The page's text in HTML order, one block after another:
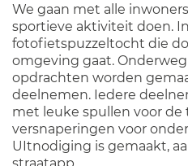
We gaan met alle
sportieve aktiviteit doen.
fotofietspuzzeltocht die
omgeving gaat.
opdrachten worden
deelnemen. Iedere
met leuke spullen voor de
versnaperingen voor
UItnodiging is gemaakt,
straatapp.